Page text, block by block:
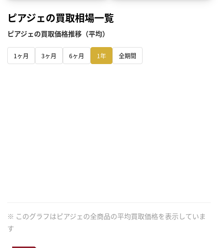
ピアジェの買取相場一覧
ピアジェの買取価格推移（平均）
1ヶ月 3ヶ月 6ヶ月 1年 全期間
※ このグラフはピアジェの全商品の平均買取価格を表示していま
す